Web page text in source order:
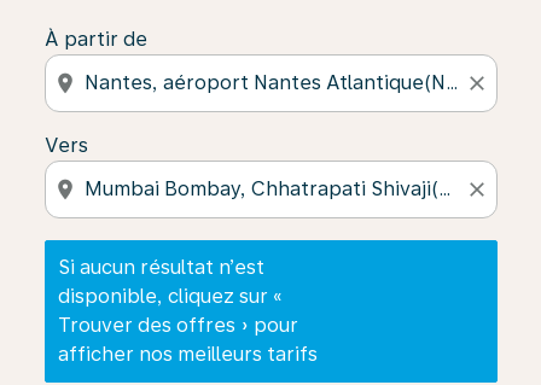
À partir de
location_on close
Vers
location_on close
Si aucun résultat n’est
disponible, cliquez sur «
Trouver des offres » pour
afficher nos meilleurs tarifs